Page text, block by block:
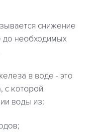
снижение
до необходимых
в воде - это
с которой
воды из: